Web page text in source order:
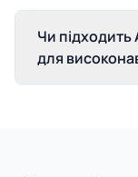
Чи підходить
для